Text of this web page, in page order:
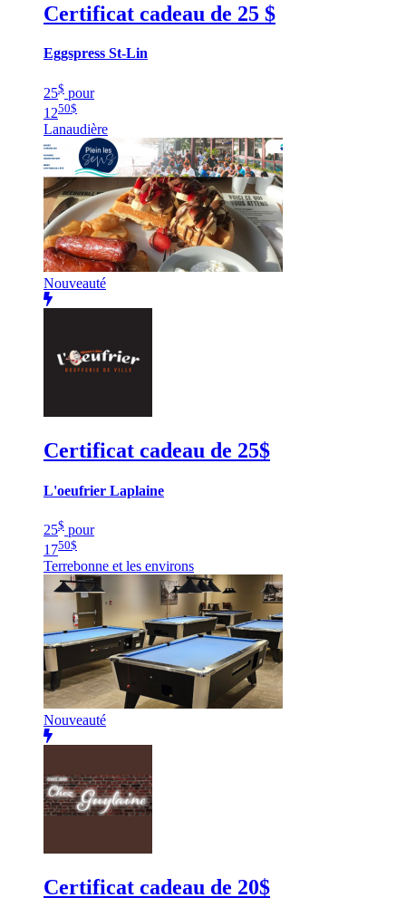
Certificat cadeau de 25 $
Eggspress St-Lin
25$ pour
1250$
Lanaudière
Nouveauté
Certificat cadeau de 25$
L'oeufrier Laplaine
25$ pour
1750$
Terrebonne et les environs
Nouveauté
Certificat cadeau de 20$